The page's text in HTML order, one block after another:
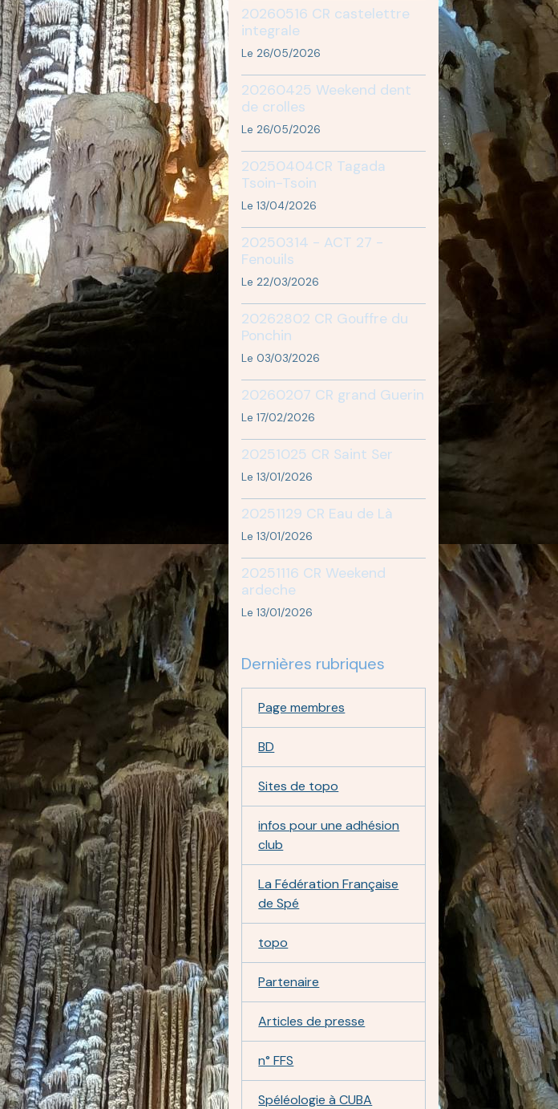
20260516 CR castelettre
integrale
Le 26/05/2026
20260425 Weekend dent
de crolles
Le 26/05/2026
20250404CR Tagada
Tsoin-Tsoin
Le 13/04/2026
20250314 - ACT 27 -
Fenouils
Le 22/03/2026
20262802 CR Gouffre du
Ponchin
Le 03/03/2026
20260207 CR grand Guerin
Le 17/02/2026
20251025 CR Saint Ser
Le 13/01/2026
20251129 CR Eau de Là
Le 13/01/2026
20251116 CR Weekend
ardeche
Le 13/01/2026
Dernières rubriques
Page membres
BD
Sites de topo
infos pour une adhésion
club
La Fédération Française
de Spé
topo
Partenaire
Articles de presse
n° FFS
Spéléologie à CUBA